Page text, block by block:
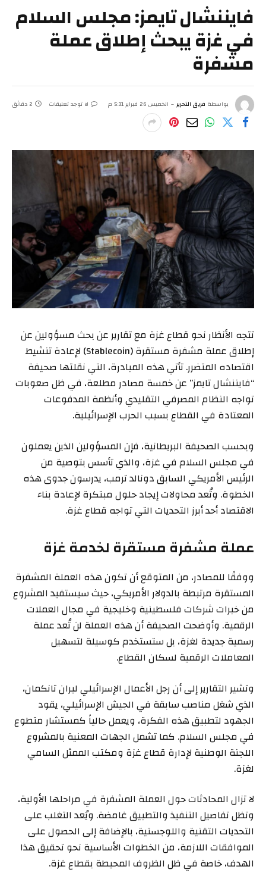
فايننشال تايمز: مجلس السلام
في غزة يبحث إطلاق عملة
مشفرة
بواسطة فريق التحرير الخميس 26 فبراير 5:31 م لا توجد تعليقات 2 دقائق
تتجه الأنظار نحو قطاع غزة مع تقارير عن بحث مسؤولين عن
إطلاق عملة مشفرة مستقرة (Stablecoin) لإعادة تنشيط
اقتصاده المتضرر. تأتي هذه المبادرة، التي نقلتها صحيفة
“فايننشال تايمز” عن خمسة مصادر مطلعة، في ظل صعوبات
تواجه النظام المصرفي التقليدي وأنظمة المدفوعات
المعتادة في القطاع بسبب الحرب الإسرائيلية.
وبحسب الصحيفة البريطانية، فإن المسؤولين الذين يعملون
في مجلس السلام في غزة، والذي تأسس بتوصية من
الرئيس الأمريكي السابق دونالد ترمب، يدرسون جدوى هذه
الخطوة. وتُعد محاولات إيجاد حلول مبتكرة لإعادة بناء
الاقتصاد أحد أبرز التحديات التي تواجه قطاع غزة.
عملة مشفرة مستقرة لخدمة غزة
ووفقًا للمصادر، من المتوقع أن تكون هذه العملة المشفرة
المستقرة مرتبطة بالدولار الأمريكي، حيث سيستفيد المشروع
من خبرات شركات فلسطينية وخليجية في مجال العملات
الرقمية. وأوضحت الصحيفة أن هذه العملة لن تُعد عملة
رسمية جديدة لغزة، بل ستستخدم كوسيلة لتسهيل
المعاملات الرقمية لسكان القطاع.
وتشير التقارير إلى أن رجل الأعمال الإسرائيلي ليران تانكمان،
الذي شغل مناصب سابقة في الجيش الإسرائيلي، يقود
الجهود لتطبيق هذه الفكرة، ويعمل حالياً كمستشار متطوع
في مجلس السلام. كما تشمل الجهات المعنية بالمشروع
اللجنة الوطنية لإدارة قطاع غزة ومكتب الممثل السامي
لغزة.
لا تزال المحادثات حول العملة المشفرة في مراحلها الأولية،
وتظل تفاصيل التنفيذ والتطبيق غامضة. ويُعد التغلب على
التحديات التقنية واللوجستية، بالإضافة إلى الحصول على
الموافقات اللازمة، من الخطوات الأساسية نحو تحقيق هذا
الهدف، خاصة في ظل الظروف المحيطة بقطاع غزة.